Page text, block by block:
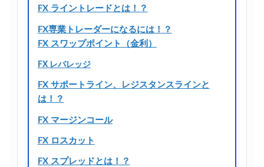
FX ライントレードとは！？
FX専業トレーダーになるには！？
FX スワップポイント（金利）
FX レバレッジ
FX サポートライン、レジスタンスラインと
は！？
FX マージンコール
FX ロスカット
FX スプレッドとは！？